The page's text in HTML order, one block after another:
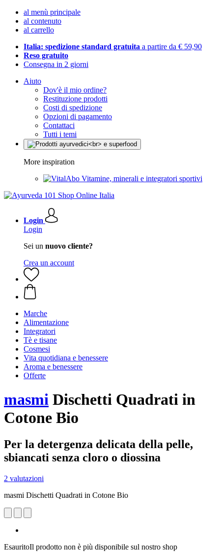
al menù principale
al contenuto
al carrello
Italia: spedizione standard gratuita a partire da € 59,90
Reso gratuito
Consegna in 2 giorni
Aiuto
Dov'è il mio ordine?
Restituzione prodotti
Costi di spedizione
Opzioni di pagamento
Contattaci
Tutti i temi
More inspiration
Vitamine, minerali e integratori sportivi
Login
Login
Sei un nuovo cliente?
Crea un account
Marche
Alimentazione
Integratori
Tè e tisane
Cosmesi
Vita quotidiana e benessere
Aroma e benessere
Offerte
masmi Dischetti Quadrati in
Cotone Bio
Per la detergenza delicata della pelle,
sbiancati senza cloro o diossina
2 valutazioni
masmi Dischetti Quadrati in Cotone Bio
EsauritoIl prodotto non è più disponibile sul nostro shop